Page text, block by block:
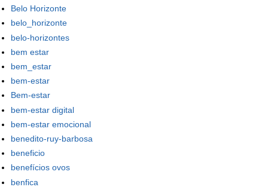
Belo Horizonte
belo_horizonte
belo-horizontes
bem estar
bem_estar
bem-estar
Bem-estar
bem-estar digital
bem-estar emocional
benedito-ruy-barbosa
beneficio
benefícios ovos
benfica